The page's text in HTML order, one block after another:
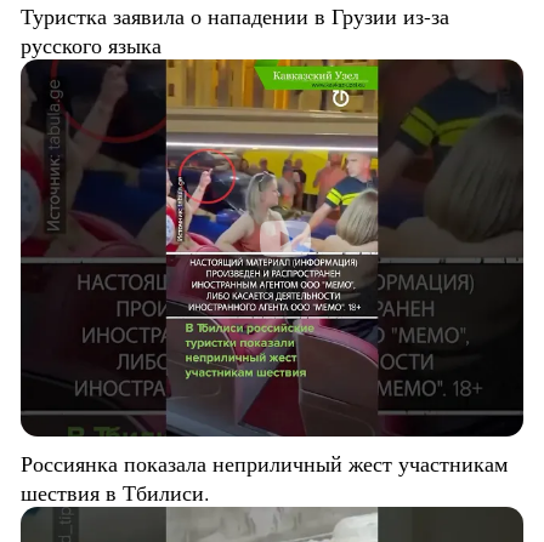
Туристка заявила о нападении в Грузии из-за
русского языка
Россиянка показала неприличный жест участникам
шествия в Тбилиси.